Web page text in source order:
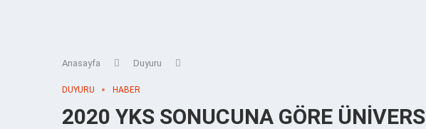
Anasayfa Duyuru
DUYURU HABER
2020 YKS SONUCUNA GÖRE